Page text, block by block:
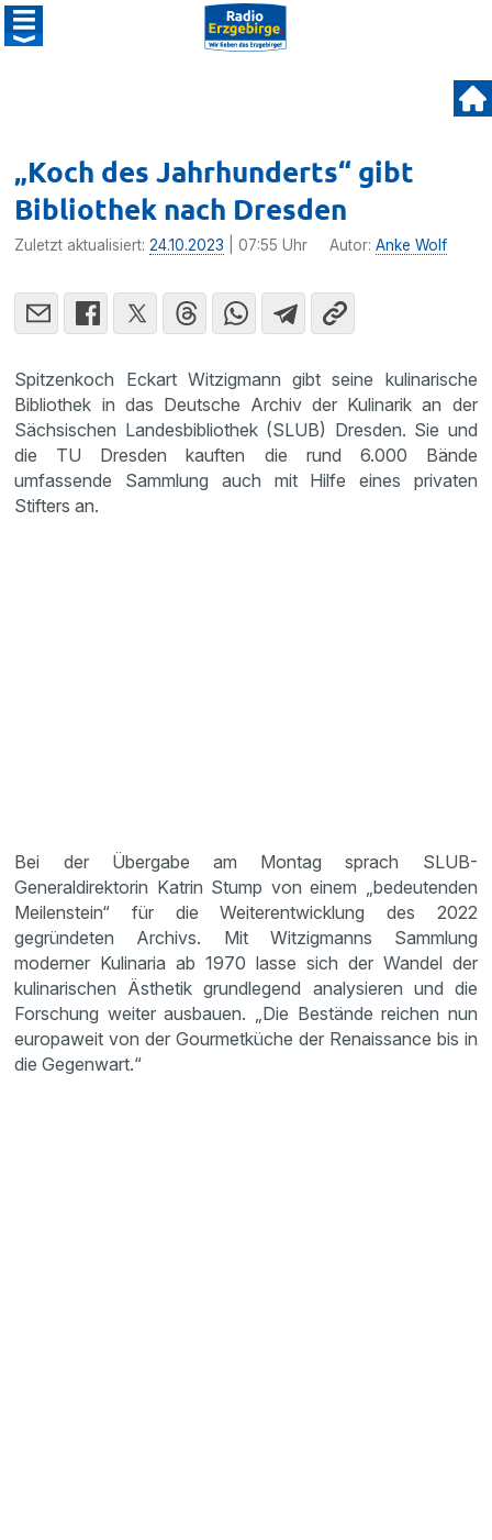
„Koch des Jahrhunderts“ gibt
Bibliothek nach Dresden
Zuletzt aktualisiert:24.10.2023 | 07:55 Uhr Autor:Anke Wolf
Spitzenkoch Eckart Witzigmann gibt seine kulinarische
Bibliothek in das Deutsche Archiv der Kulinarik an der
Sächsischen Landesbibliothek (SLUB) Dresden. Sie und
die TU Dresden kauften die rund 6.000 Bände
umfassende Sammlung auch mit Hilfe eines privaten
Stifters an.
Bei der Übergabe am Montag sprach SLUB-
Generaldirektorin Katrin Stump von einem „bedeutenden
Meilenstein“ für die Weiterentwicklung des 2022
gegründeten Archivs. Mit Witzigmanns Sammlung
moderner Kulinaria ab 1970 lasse sich der Wandel der
kulinarischen Ästhetik grundlegend analysieren und die
Forschung weiter ausbauen. „Die Bestände reichen nun
europaweit von der Gourmetküche der Renaissance bis in
die Gegenwart.“